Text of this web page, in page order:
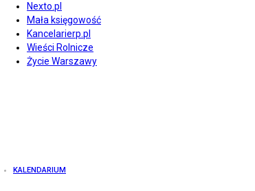
Nexto.pl
Mała księgowość
Kancelarierp.pl
Wieści Rolnicze
Życie Warszawy
KALENDARIUM